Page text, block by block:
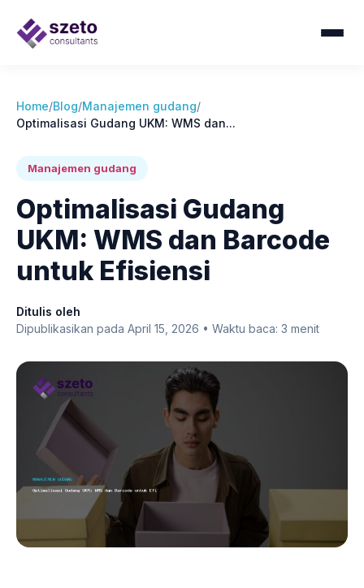
Home/Blog/Manajemen gudang/
Optimalisasi Gudang UKM: WMS dan...
Manajemen gudang
Optimalisasi Gudang
UKM: WMS dan Barcode
untuk Efisiensi
Ditulis oleh
Dipublikasikan pada April 15, 2026 • Waktu baca: 3 menit